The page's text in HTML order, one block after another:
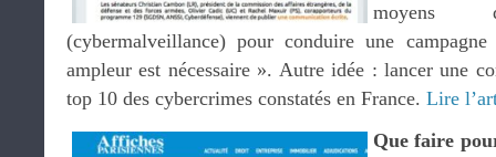
(cybermalveillance) pour conduire une
ampleur est nécessaire ». Autre idée : lancer une
top 10 des cybercrimes constatés en France. Lire
Que faire